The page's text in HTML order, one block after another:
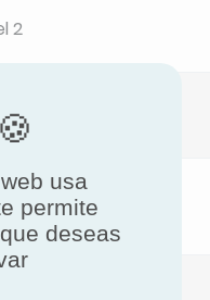
2
2
2
usa
permite
deseas